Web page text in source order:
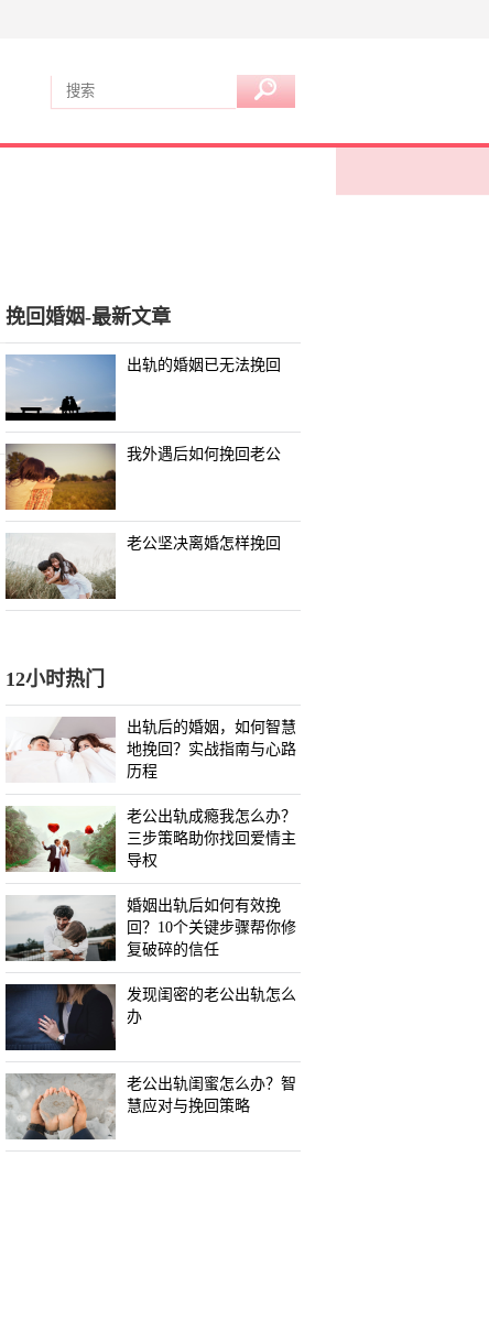
挽回婚姻-最新文章
出轨的婚姻已无法挽回
我外遇后如何挽回老公
老公坚决离婚怎样挽回
12小时热门
出轨后的婚姻，如何智慧
地挽回？实战指南与心路
历程
老公出轨成瘾我怎么办？
三步策略助你找回爱情主
导权
婚姻出轨后如何有效挽
回？10个关键步骤帮你修
复破碎的信任
发现闺密的老公出轨怎么
办
老公出轨闺蜜怎么办？智
慧应对与挽回策略